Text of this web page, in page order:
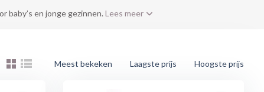
baby’s en jonge gezinnen. Lees meer
Meest bekeken Laagste prijs Hoogste prijs